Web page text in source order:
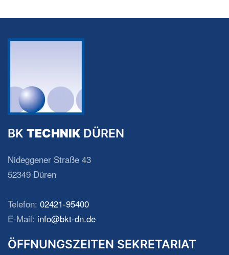
BK TECHNIK DÜREN
Nideggener Straße 43
52349 Düren
Telefon: 02421-95400
E-Mail: info@bkt-dn.de
ÖFFNUNGSZEITEN SEKRETARIAT